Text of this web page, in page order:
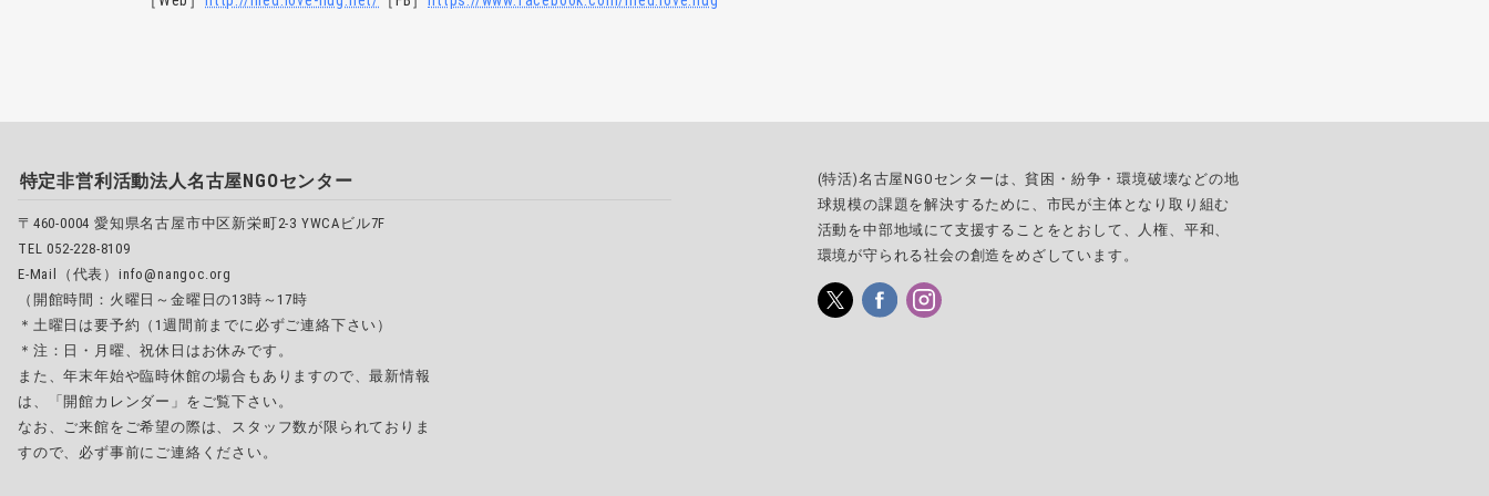
特定非営利活動法人名古屋NGOセンター
〒460-0004 愛知県名古屋市中区新栄町2-3 YWCAビル7F
TEL 052-228-8109
E-Mail（代表）info@nangoc.org
（開館時間：火曜日～金曜日の13時～17時
＊土曜日は要予約（1週間前までに必ずご連絡下さい）
＊注：日・月曜、祝休日はお休みです。
また、年末年始や臨時休館の場合もありますので、最新情報
は、「開館カレンダー」をご覧下さい。
なお、ご来館をご希望の際は、スタッフ数が限られておりま
すので、必ず事前にご連絡ください。
(特活)名古屋NGOセンターは、貧困・紛争・環境破壊などの地
球規模の課題を解決するために、市民が主体となり取り組む
活動を中部地域にて支援することをとおして、人権、平和、
環境が守られる社会の創造をめざしています。